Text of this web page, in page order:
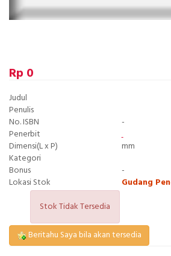
Rp 0
Judul
Penulis
No. ISBN
-
Penerbit
Dimensi(L x P)
mm
Kategori
Bonus
-
Lokasi Stok
Gudang
Stok Tidak Tersedia
Beritahu Saya bila akan tersedia